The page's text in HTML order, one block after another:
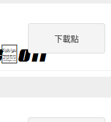
下載點